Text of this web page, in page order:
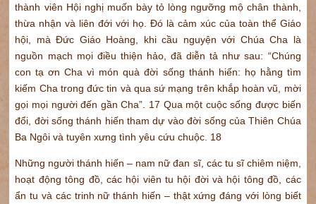
thành viên Hội nghị muốn bày tỏ lòng ngưỡng mộ chân thành,
thừa nhận và liên đới với họ. Đó là cảm xúc của toàn thể Giáo
hội, mà Đức Giáo Hoàng, khi cầu nguyện với Chúa Cha là
nguồn mạch mọi điều thiện hảo, đã diễn tả như sau: “Chúng
con tạ ơn Cha vì món quà đời sống thánh hiến: họ hằng tìm
kiếm Cha trong đức tin và qua sứ mạng trên khắp hoàn vũ, mời
gọi mọi người đến gần Cha”. 17 Qua một cuộc sống được biến
đổi, đời sống thánh hiến tham dự vào đời sống của Thiên Chúa
Ba Ngôi và tuyên xưng tình yêu cứu chuộc. 18
Những người thánh hiến – nam nữ đan sĩ, các tu sĩ chiêm niệm,
hoạt động tông đồ, các hội viên tu hội đời và hội tông đồ, các
ẩn tu và các trinh nữ thánh hiến – thật xứng đáng với lòng biết